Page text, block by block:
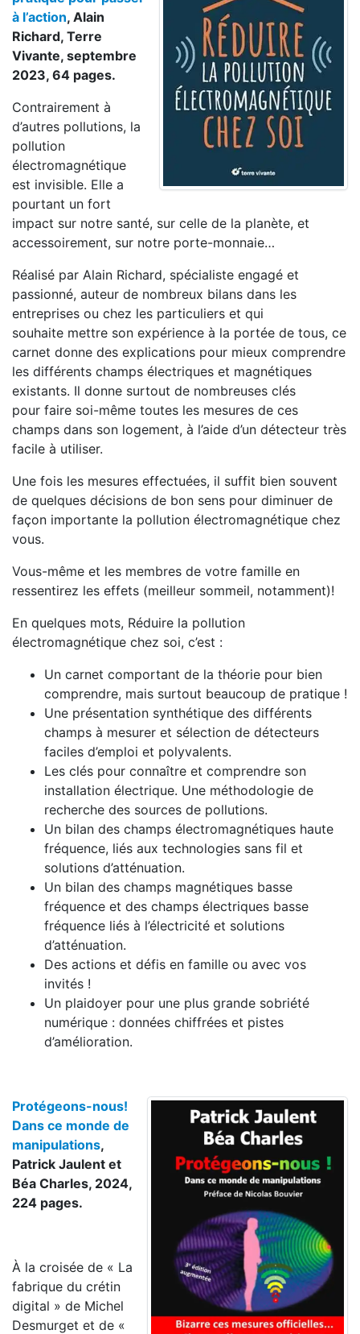
à l’action, Alain
Richard, Terre
Vivante, septembre
2023, 64 pages.
Contrairement à
d’autres pollutions, la
pollution
électromagnétique
est invisible. Elle a
pourtant un fort
impact sur notre santé, sur celle de la planète, et
accessoirement, sur notre porte-monnaie…
Réalisé par Alain Richard, spécialiste engagé et
passionné, auteur de nombreux bilans dans les
entreprises ou chez les particuliers et qui
souhaite mettre son expérience à la portée de tous, ce
carnet donne des explications pour mieux comprendre
les différents champs électriques et magnétiques
existants. Il donne surtout de nombreuses clés
pour faire soi-même toutes les mesures de ces
champs dans son logement, à l’aide d’un détecteur très
facile à utiliser.
Une fois les mesures effectuées, il suffit bien souvent
de quelques décisions de bon sens pour diminuer de
façon importante la pollution électromagnétique chez
vous.
Vous-même et les membres de votre famille en
ressentirez les effets (meilleur sommeil, notamment)!
En quelques mots, Réduire la pollution
électromagnétique chez soi, c’est :
Un carnet comportant de la théorie pour bien
comprendre, mais surtout beaucoup de pratique !
Une présentation synthétique des différents
champs à mesurer et sélection de détecteurs
faciles d’emploi et polyvalents.
Les clés pour connaître et comprendre son
installation électrique. Une méthodologie de
recherche des sources de pollutions.
Un bilan des champs électromagnétiques haute
fréquence, liés aux technologies sans fil et
solutions d’atténuation.
Un bilan des champs magnétiques basse
fréquence et des champs électriques basse
fréquence liés à l’électricité et solutions
d’atténuation.
Des actions et défis en famille ou avec vos
invités !
Un plaidoyer pour une plus grande sobriété
numérique : données chiffrées et pistes
d’amélioration.
Protégeons-nous!
Dans ce monde de
manipulations,
Patrick Jaulent et
Béa Charles, 2024,
224 pages.
À la croisée de « La
fabrique du crétin
digital » de Michel
Desmurget et de «